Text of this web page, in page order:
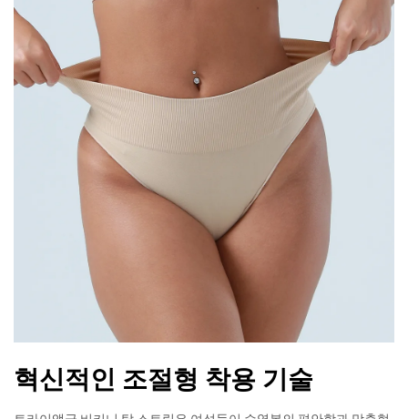
혁신적인 조절형 착용 기술